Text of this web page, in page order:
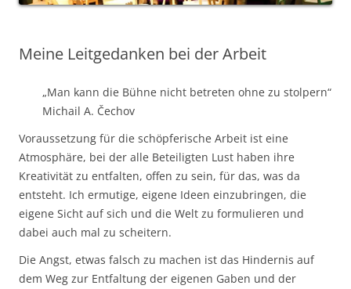
Meine Leitgedanken bei der Arbeit
„Man kann die Bühne nicht betreten ohne zu stolpern“
Michail A. Čechov
Voraussetzung für die schöpferische Arbeit ist eine
Atmosphäre, bei der alle Beteiligten Lust haben ihre
Kreativität zu entfalten, offen zu sein, für das, was da
entsteht. Ich ermutige, eigene Ideen einzubringen, die
eigene Sicht auf sich und die Welt zu formulieren und
dabei auch mal zu scheitern.
Die Angst, etwas falsch zu machen ist das Hindernis auf
dem Weg zur Entfaltung der eigenen Gaben und der